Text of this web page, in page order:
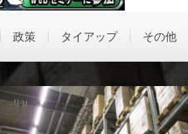
政策 タイアップ その他